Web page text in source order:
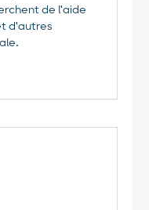
de l'aide
d'autres